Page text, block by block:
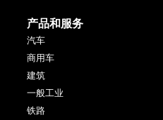
产品和服务
汽车
商用车
建筑
一般工业
铁路